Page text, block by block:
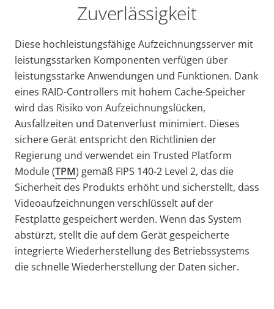
Zuverlässigkeit
Diese hochleistungsfähige Aufzeichnungsserver mit
leistungsstarken Komponenten verfügen über
leistungsstarke Anwendungen und Funktionen. Dank
eines RAID-Controllers mit hohem Cache-Speicher
wird das Risiko von Aufzeichnungslücken,
Ausfallzeiten und Datenverlust minimiert. Dieses
sichere Gerät entspricht den Richtlinien der
Regierung und verwendet ein Trusted Platform
Module (TPM) gemäß FIPS 140-2 Level 2, das die
Sicherheit des Produkts erhöht und sicherstellt, dass
Videoaufzeichnungen verschlüsselt auf der
Festplatte gespeichert werden. Wenn das System
abstürzt, stellt die auf dem Gerät gespeicherte
integrierte Wiederherstellung des Betriebssystems
die schnelle Wiederherstellung der Daten sicher.